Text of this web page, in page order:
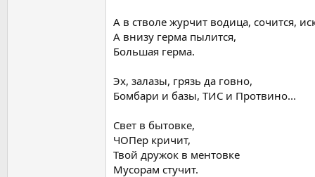
А в стволе журчит водица, сочится,
А внизу герма пылится,
Большая герма.
Эх, залазы, грязь да говно,
Бомбари и базы, ТИС и Протвино...
Свет в бытовке,
ЧОПер кричит,
Твой дружок в ментовке
Мусорам стучит.